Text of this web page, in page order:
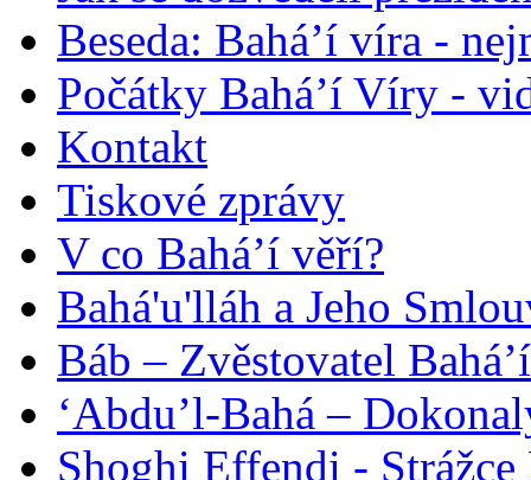
Beseda: Bahá’í víra -
Počátky Bahá’í Víry -
Kontakt
Tiskové zprávy
V co Bahá’í věří?
Bahá'u'lláh a Jeho
Báb – Zvěstovatel
‘Abdu’l-Bahá –
Shoghi Effendi -